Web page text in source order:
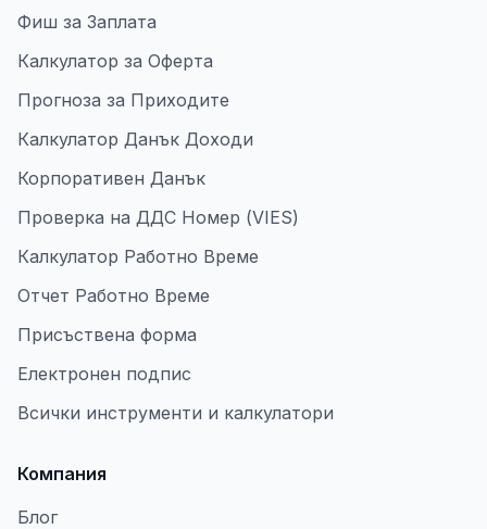
Фиш за Заплата
Калкулатор за Оферта
Прогноза за Приходите
Калкулатор Данък Доходи
Корпоративен Данък
Проверка на ДДС Номер (VIES)
Калкулатор Работно Време
Отчет Работно Време
Присъствена форма
Електронен подпис
Всички инструменти и калкулатори
Компания
Блог